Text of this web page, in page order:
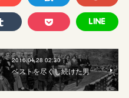
2016.04.28 02:30
ベストを尽くし続けた男